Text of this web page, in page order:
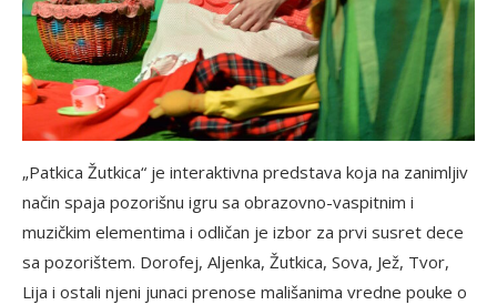
„Patkica Žutkica“ je interaktivna predstava koja na zanimljiv
način spaja pozorišnu igru sa obrazovno-vaspitnim i
muzičkim elementima i odličan je izbor za prvi susret dece
sa pozorištem. Dorofej, Aljenka, Žutkica, Sova, Jež, Tvor,
Lija i ostali njeni junaci prenose mališanima vredne pouke o